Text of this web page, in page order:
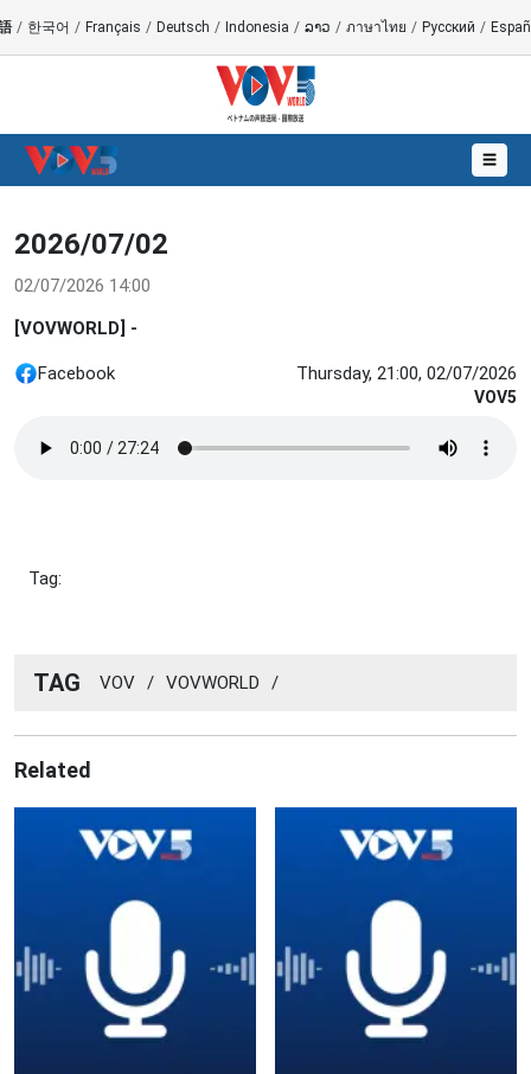
/ 한국어 / Français / Deutsch / Indonesia / ລາວ / ภาษาไทย / Русский /
☰
2026/07/02
02/07/2026 14:00
[VOVWORLD] -
Facebook Thursday, 21:00, 02/07/2026
VOV5
Tag:
TAG VOV / VOVWORLD /
Related